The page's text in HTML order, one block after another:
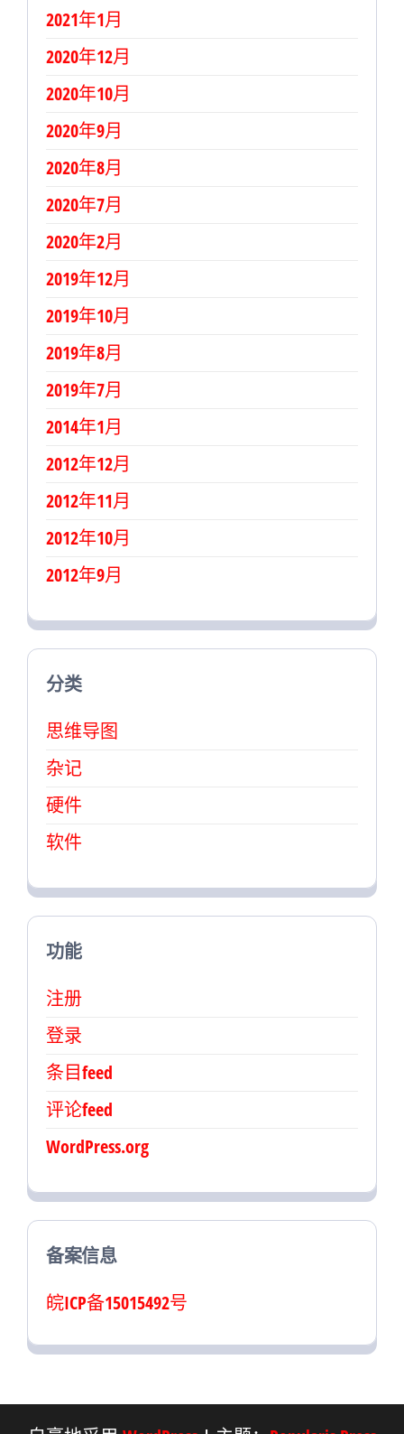
2021年1月
2020年12月
2020年10月
2020年9月
2020年8月
2020年7月
2020年2月
2019年12月
2019年10月
2019年8月
2019年7月
2014年1月
2012年12月
2012年11月
2012年10月
2012年9月
分类
思维导图
杂记
硬件
软件
功能
注册
登录
条目feed
评论feed
WordPress.org
备案信息
皖ICP备15015492号